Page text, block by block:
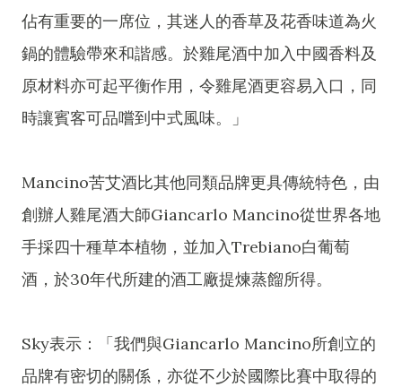
佔有重要的一席位，其迷人的香草及花香味道為火
鍋的體驗帶來和諧感。於雞尾酒中加入中國香料及
原材料亦可起平衡作用，令雞尾酒更容易入口，同
時讓賓客可品嚐到中式風味。」
Mancino苦艾酒比其他同類品牌更具傳統特色，由
創辦人雞尾酒大師Giancarlo Mancino從世界各地
手採四十種草本植物，並加入Trebiano白葡萄
酒，於30年代所建的酒工廠提煉蒸餾所得。
Sky表示：「我們與Giancarlo Mancino所創立的
品牌有密切的關係，亦從不少於國際比賽中取得的